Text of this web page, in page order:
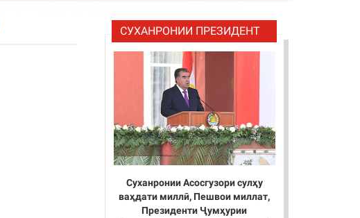
СУХАНРОНИИ ПРЕЗИДЕНТ
Суханронии Асосгузори сулҳу
ваҳдати миллӣ, Пешвои миллат,
Президенти Ҷумҳурии